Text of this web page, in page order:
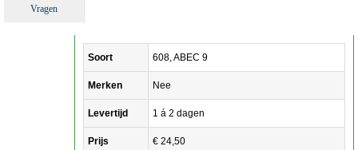
Vragen
Soort 608, ABEC 9
Merken Nee
Levertijd 1 á 2 dagen
Prijs € 24,50